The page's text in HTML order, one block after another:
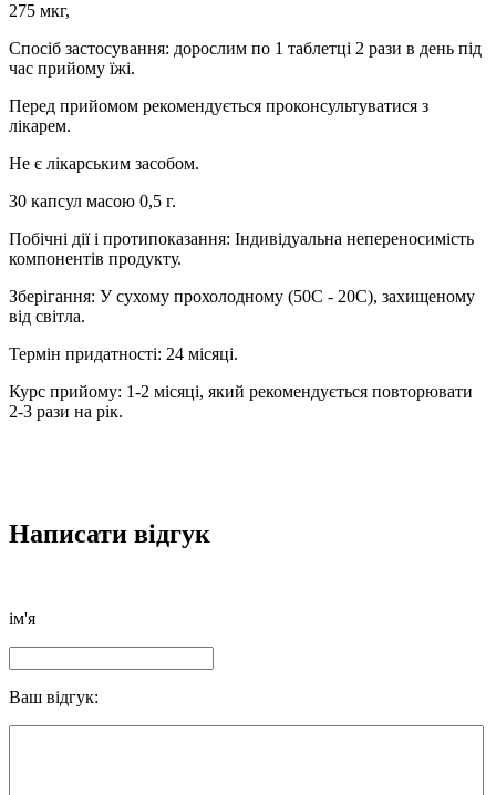
275 мкг,
Спосіб застосування: дорослим по 1 таблетці 2 рази в день під
час прийому їжі.
Перед прийомом рекомендується проконсультуватися з
лікарем.
Не є лікарським засобом.
30 капсул масою 0,5 г.
Побічні дії і протипоказання: Індивідуальна непереносимість
компонентів продукту.
Зберігання: У сухому прохолодному (50С - 20С), захищеному
від світла.
Термін придатності: 24 місяці.
Курс прийому: 1-2 місяці, який рекомендується повторювати
2-3 рази на рік.
Написати відгук
ім'я
Ваш відгук: